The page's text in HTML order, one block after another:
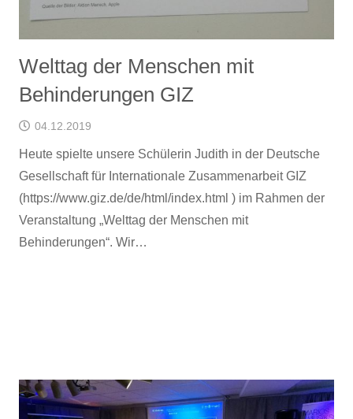
Welttag der Menschen mit
Behinderungen GIZ
04.12.2019
Heute spielte unsere Schülerin Judith in der Deutsche
Gesellschaft für Internationale Zusammenarbeit GIZ
(https://www.giz.de/de/html/index.html ) im Rahmen der
Veranstaltung „Welttag der Menschen mit
Behinderungen“. Wir…